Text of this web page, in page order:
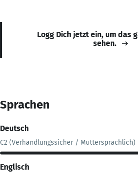
Logg Dich jetzt ein, um das
sehen.
Sprachen
Deutsch
C2 (Verhandlungssicher / Muttersprachlich)
Englisch